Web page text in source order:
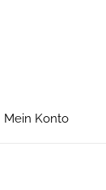
Mein Konto